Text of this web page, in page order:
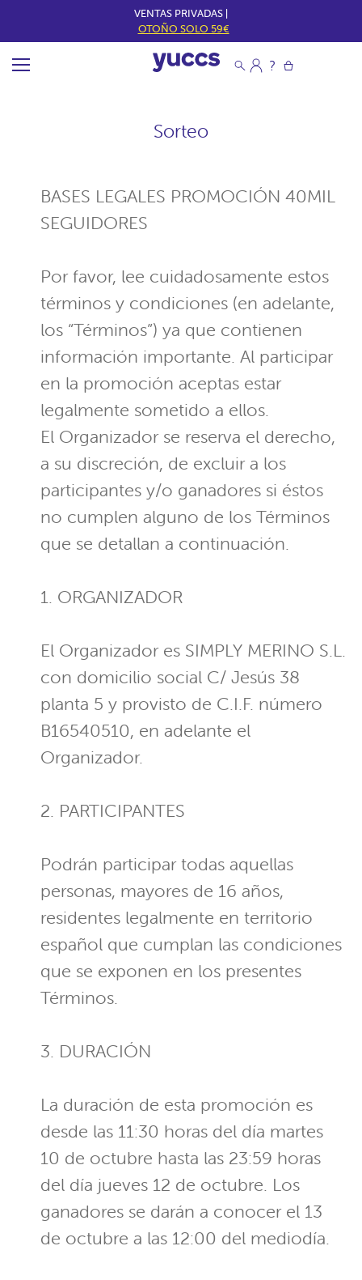
VENTAS PRIVADAS |
OTOÑO SOLO 59€
Sorteo
BASES LEGALES PROMOCIÓN 40MIL
SEGUIDORES
Por favor, lee cuidadosamente estos
términos y condiciones (en adelante,
los “Términos”) ya que contienen
información importante. Al participar
en la promoción aceptas estar
legalmente sometido a ellos.
El Organizador se reserva el derecho,
a su discreción, de excluir a los
participantes y/o ganadores si éstos
no cumplen alguno de los Términos
que se detallan a continuación.
1. ORGANIZADOR
El Organizador es SIMPLY MERINO S.L.
con domicilio social C/ Jesús 38
planta 5 y provisto de C.I.F. número
B16540510, en adelante el
Organizador.
2. PARTICIPANTES
Podrán participar todas aquellas
personas, mayores de 16 años,
residentes legalmente en territorio
español que cumplan las condiciones
que se exponen en los presentes
Términos.
3. DURACIÓN
La duración de esta promoción es
desde las 11:30 horas del día martes
10 de octubre hasta las 23:59 horas
del día jueves 12 de octubre. Los
ganadores se darán a conocer el 13
de octubre a las 12:00 del mediodía.